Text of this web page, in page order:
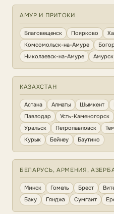
АМУР И ПРИТОКИ
Благовещенск Поярково
Комсомольск-на-Амуре
Николаевск-на-Амуре
Амурск
КАЗАХСТАН
Астана Алматы Шымкент
Павлодар
Усть-Каменогорск
Уральск
Петропавловск
Курык
Бейнеу Баутино
БЕЛАРУСЬ, АРМЕНИЯ,
Минск Гомель Брест
Баку
Гянджа Сумгаит